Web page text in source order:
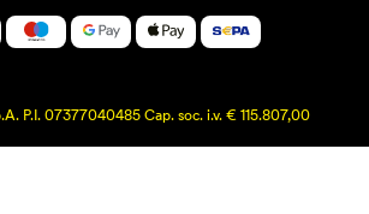
P.I. 07377040485 Cap. soc. i.v. € 115.807,00